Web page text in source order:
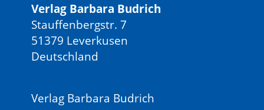
Verlag Barbara Budrich
Stauffenbergstr. 7
51379 Leverkusen
Deutschland
Verlag Barbara Budrich